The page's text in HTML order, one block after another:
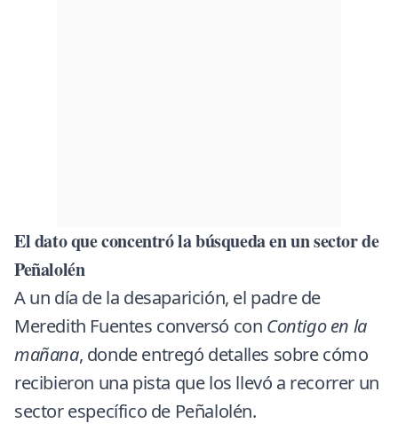
El dato que concentró la búsqueda en un sector de
Peñalolén
A un día de la desaparición, el padre de
Meredith Fuentes conversó con Contigo en la
mañana, donde entregó detalles sobre cómo
recibieron una pista que los llevó a recorrer un
sector específico de Peñalolén.